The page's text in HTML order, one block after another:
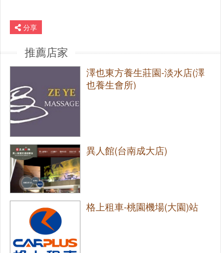
分享
推薦店家
澤也東方養生莊園-淡水店(澤
也養生會所)
異人館(台南成大店)
格上租車-桃園機場(大園)站